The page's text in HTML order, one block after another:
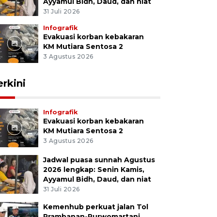
31 Juli 2026
Infografik
Evakuasi korban kebakaran
KM Mutiara Sentosa 2
3 Agustus 2026
Infografik
Evakuasi korban kebakaran
KM Mutiara Sentosa 2
3 Agustus 2026
Jadwal puasa sunnah Agustus
2026 lengkap: Senin Kamis,
Ayyamul Bidh, Daud, dan niat
31 Juli 2026
Kemenhub perkuat jalan Tol